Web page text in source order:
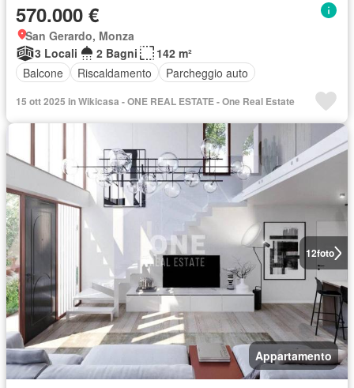
570.000 €
San Gerardo, Monza
3 Locali
2 Bagni
142 m²
Balcone
Riscaldamento Parcheggio auto
15 ott 2025 in Wikicasa - ONE REAL ESTATE - One Real Estate
12foto
Appartamento